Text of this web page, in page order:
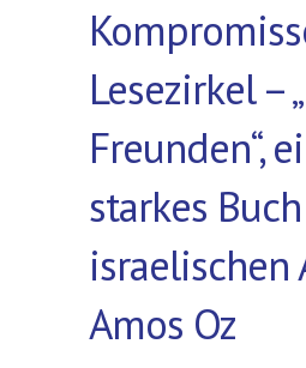
Lesezirkel –
Freunden“,
starkes
israelischen
Amos Oz